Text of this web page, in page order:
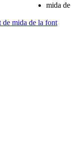
mida de
de mida de la font